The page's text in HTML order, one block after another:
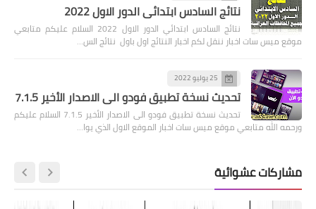
نتائج السادس ابتدائي الدور الاول 2022
نتائج السادس ابتدائي الدور الاول 2022 السلام عليكم متابعي
موقع ميس سات اخبار ننقل لكم اخبار النتائج اول باول نتائج الس…
25 يوليو 2022
تحديث نسخة تطبيق فودو الى الاصدار الأخير 7.1.5
تحديث نسخة تطبيق فودو الى الاصدار الأخير 7.1.5 السلام عليكم
ورحمه الله متابعي موقع ميس سات اخبار الموقع الاول الذي يوا…
مشاركات عشوائية